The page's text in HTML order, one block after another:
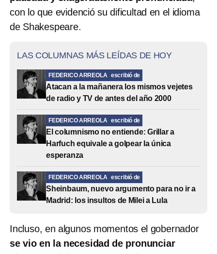
con lo que evidenció su dificultad en el idioma
de Shakespeare.
LAS COLUMNAS MÁS LEÍDAS DE HOY
FEDERICO ARREOLA escribió de
Atacan a la mañanera los mismos vejetes
de radio y TV de antes del año 2000
FEDERICO ARREOLA escribió de
El columnismo no entiende: Grillar a
Harfuch equivale a golpear la única
esperanza
FEDERICO ARREOLA escribió de
Sheinbaum, nuevo argumento para no ir a
Madrid: los insultos de Milei a Lula
Incluso, en algunos momentos el gobernador
se vio en la necesidad de pronunciar